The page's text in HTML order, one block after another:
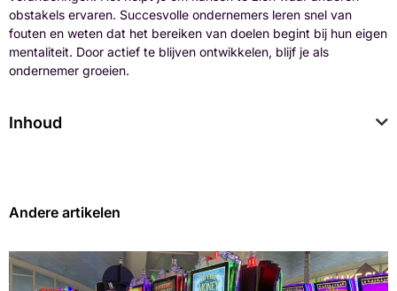
obstakels ervaren. Succesvolle ondernemers leren snel van
fouten en weten dat het bereiken van doelen begint bij hun eigen
mentaliteit. Door actief te blijven ontwikkelen, blijf je als
ondernemer groeien.
Inhoud
Andere artikelen